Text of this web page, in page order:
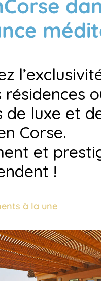
résidences
de luxe et
Corse.
et
!
à la une